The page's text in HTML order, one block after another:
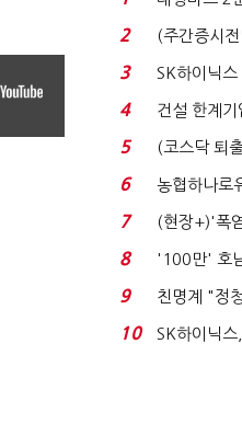
플러스 사
2
(주간증시
세 이어진다
3
SK하이닉
원 간 성과
4
건설 한계
침체에 재무
5
(코스닥 퇴
려주는데 우
6
농협하나로
적발…공정
7
(현장+)'폭
노동자는
8
'100만' 호
주일
9
친명계 "정
친청계 "신
10
SK하이닉